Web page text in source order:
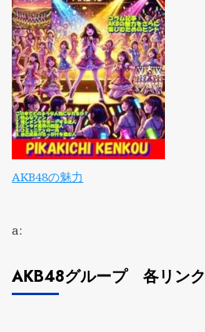
AKB48の魅力
a:
AKB48グループ 各リンク